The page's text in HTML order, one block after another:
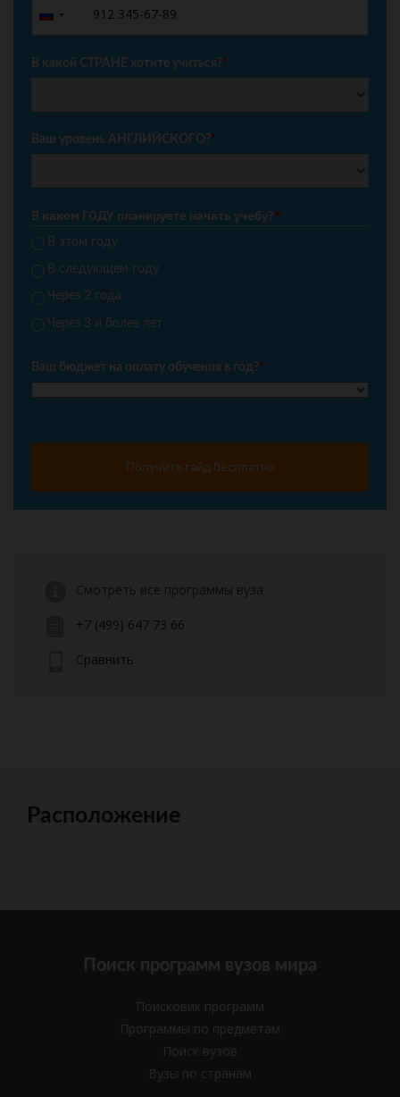
Russia
+7
В какой СТРАНЕ хотите учиться?*
Ваш уровень АНГЛИЙСКОГО?*
В каком ГОДУ планируете начать учебу?*
В этом году
В следующем году
Через 2 года
Через 3 и более лет
Ваш бюджет на оплату обучения в год?*
Получить гайд бесплатно
Смотреть все программы вуза
+7 (499) 647 73 66
Сравнить
Расположение
Поиск программ вузов мира
Поисковик программ
Программы по предметам
Поиск вузов
Вузы по странам